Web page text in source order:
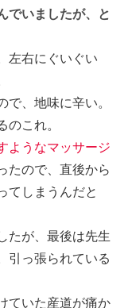
でいましたが、と
左右にぐいぐい
で、地味に辛い。
のこれ。
ようなマッサージ
たので、直後から
てしまうんだと
たが、最後は先生
引っ張られている
ていた産道が痛か